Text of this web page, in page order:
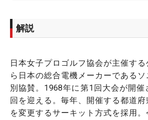
解説
日本女子プロゴルフ協会が主催す
ら日本の総合電機メーカーである
別協賛。1968年に第1回大会が開催
回を迎える。毎年、開催する都道
を変更するサーキット方式を採用